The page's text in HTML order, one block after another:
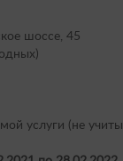
шоссе, 45
услуги (не